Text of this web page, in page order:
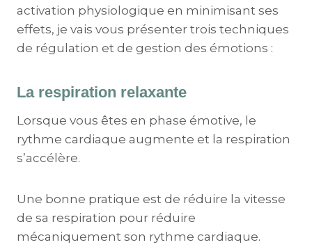
activation physiologique en minimisant ses
effets, je vais vous présenter trois techniques
de régulation et de gestion des émotions :
La respiration relaxante
Lorsque vous êtes en phase émotive, le
rythme cardiaque augmente et la respiration
s’accélère.
Une bonne pratique est de réduire la vitesse
de sa respiration pour réduire
mécaniquement son rythme cardiaque.